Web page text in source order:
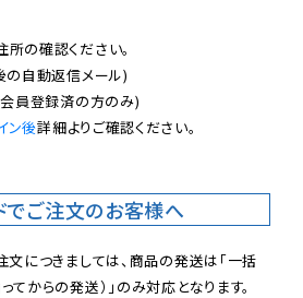
の確認ください。
の自動返信メール)
員登録済の方のみ)
ン後詳細よりご確認ください。
でご注文のお客様へ
文につきましては、商品の発送は「一括
からの発送）」のみ対応となります。